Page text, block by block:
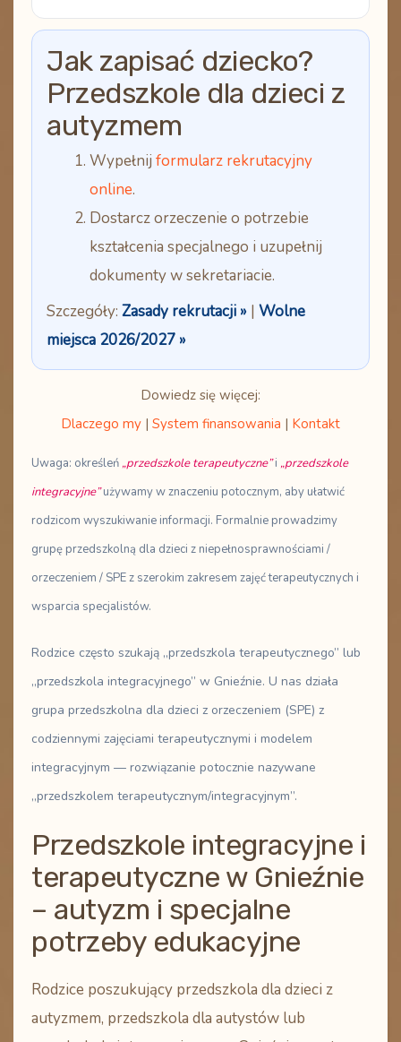
Jak zapisać dziecko?
Przedszkole dla dzieci z
autyzmem
Wypełnij formularz rekrutacyjny
online.
Dostarczorzeczenie o potrzebie
kształcenia specjalnego i uzupełnij
dokumenty w sekretariacie.
Szczegóły: Zasady rekrutacji » | Wolne
miejsca 2026/2027 »
Dowiedz się więcej:
Dlaczego my | System finansowania | Kontakt
Uwaga: określeń „przedszkole terapeutyczne”i „przedszkole
integracyjne”używamy w znaczeniu potocznym, aby ułatwić
rodzicom wyszukiwanie informacji. Formalnie prowadzimy
grupę przedszkolną dla dzieci z niepełnosprawnościami /
orzeczeniem / SPEz szerokim zakresem zajęć terapeutycznych i
wsparcia specjalistów.
Rodzice często szukają „przedszkola terapeutycznego” lub
„przedszkola integracyjnego” w Gnieźnie. U nas działa
grupa przedszkolna dla dzieci z orzeczeniem (SPE) z
codziennymi zajęciami terapeutycznymi i modelem
integracyjnym — rozwiązanie potocznie nazywane
„przedszkolem terapeutycznym/integracyjnym”.
Przedszkole integracyjne i
terapeutyczne w Gnieźnie
– autyzm i specjalne
potrzeby edukacyjne
Rodzice poszukujący przedszkola dla dzieci z
autyzmem, przedszkola dla autystów lub